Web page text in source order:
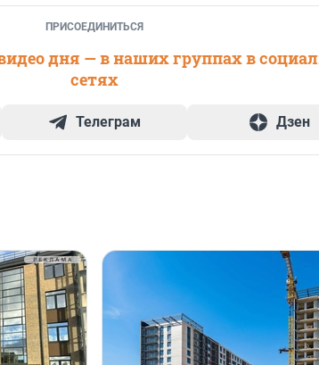
ПРИСОЕДИНИТЬСЯ
дня — в наших группах в
сетях
Телеграм Дзен